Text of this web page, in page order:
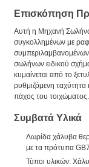
Επισκόπηση
Αυτή η Μηχανή
συγκολλημένων με
σωλήνων ειδικού
κυμαίνεται από το
ρυθμιζόμενη
πάχος του τοιχώματος.
Συμβατά Υλικά
Λωρίδα χάλυβα
με τα πρότυπα
Τύποι υλικών: